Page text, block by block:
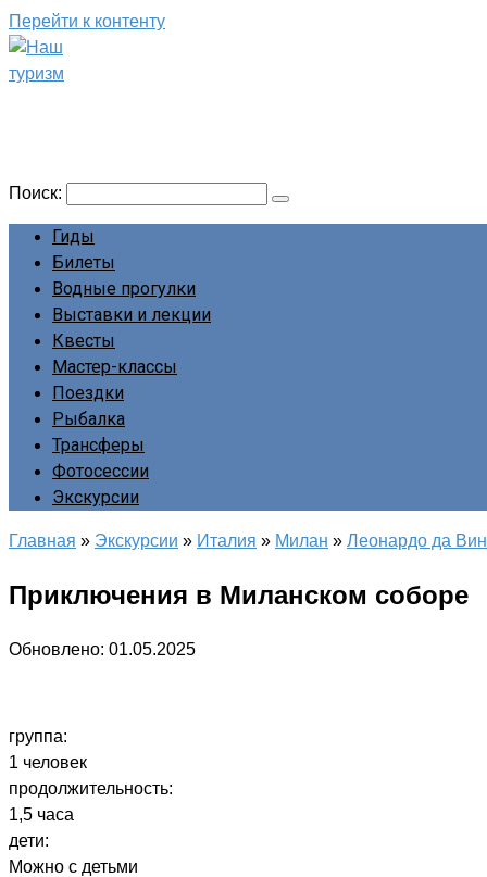
Перейти к контенту
Поиск:
Гиды
Билеты
Водные прогулки
Выставки и лекции
Квесты
Мастер-классы
Поездки
Рыбалка
Трансферы
Фотосессии
Экскурсии
Главная » Экскурсии » Италия » Милан » Леонардо да
Приключения в Миланском соборе
Обновлено: 01.05.2025
группа:
1 человек
продолжительность:
1,5 часа
дети:
Можно с детьми